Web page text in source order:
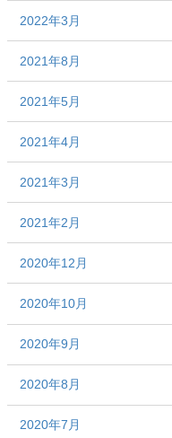
2022年3月
2021年8月
2021年5月
2021年4月
2021年3月
2021年2月
2020年12月
2020年10月
2020年9月
2020年8月
2020年7月